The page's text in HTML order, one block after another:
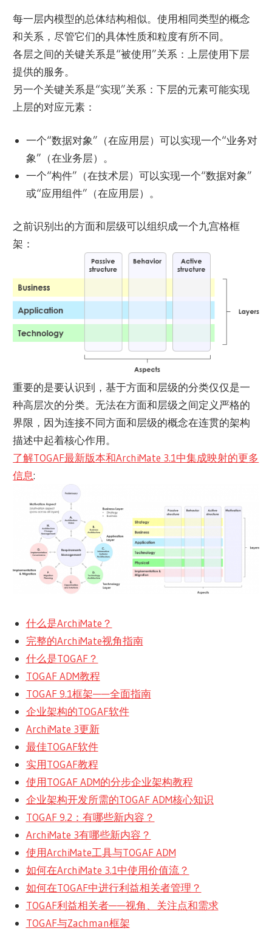
每一层内模型的总体结构相似。使用相同类型的概念
和关系，尽管它们的具体性质和粒度有所不同。
各层之间的关键关系是“被使用”关系：上层使用下层
提供的服务。
另一个关键关系是“实现”关系：下层的元素可能实现
上层的对应元素：
一个“数据对象”（在应用层）可以实现一个“业务对
象”（在业务层）。
一个“构件”（在技术层）可以实现一个“数据对象”
或“应用组件”（在应用层）。
之前识别出的方面和层级可以组织成一个九宫格框
架：
重要的是要认识到，基于方面和层级的分类仅仅是一
种高层次的分类。无法在方面和层级之间定义严格的
界限，因为连接不同方面和层级的概念在连贯的架构
描述中起着核心作用。
了解TOGAF最新版本和ArchiMate 3.1中集成映射的更多
信息:
什么是ArchiMate？
完整的ArchiMate视角指南
什么是TOGAF？
TOGAF ADM教程
TOGAF 9.1框架——全面指南
企业架构的TOGAF软件
ArchiMate 3更新
最佳TOGAF软件
实用TOGAF教程
使用TOGAF ADM的分步企业架构教程
企业架构开发所需的TOGAF ADM核心知识
TOGAF 9.2：有哪些新内容？
ArchiMate 3有哪些新内容？
使用ArchiMate工具与TOGAF ADM
如何在ArchiMate 3.1中使用价值流？
如何在TOGAF中进行利益相关者管理？
TOGAF利益相关者——视角、关注点和需求
TOGAF与Zachman框架